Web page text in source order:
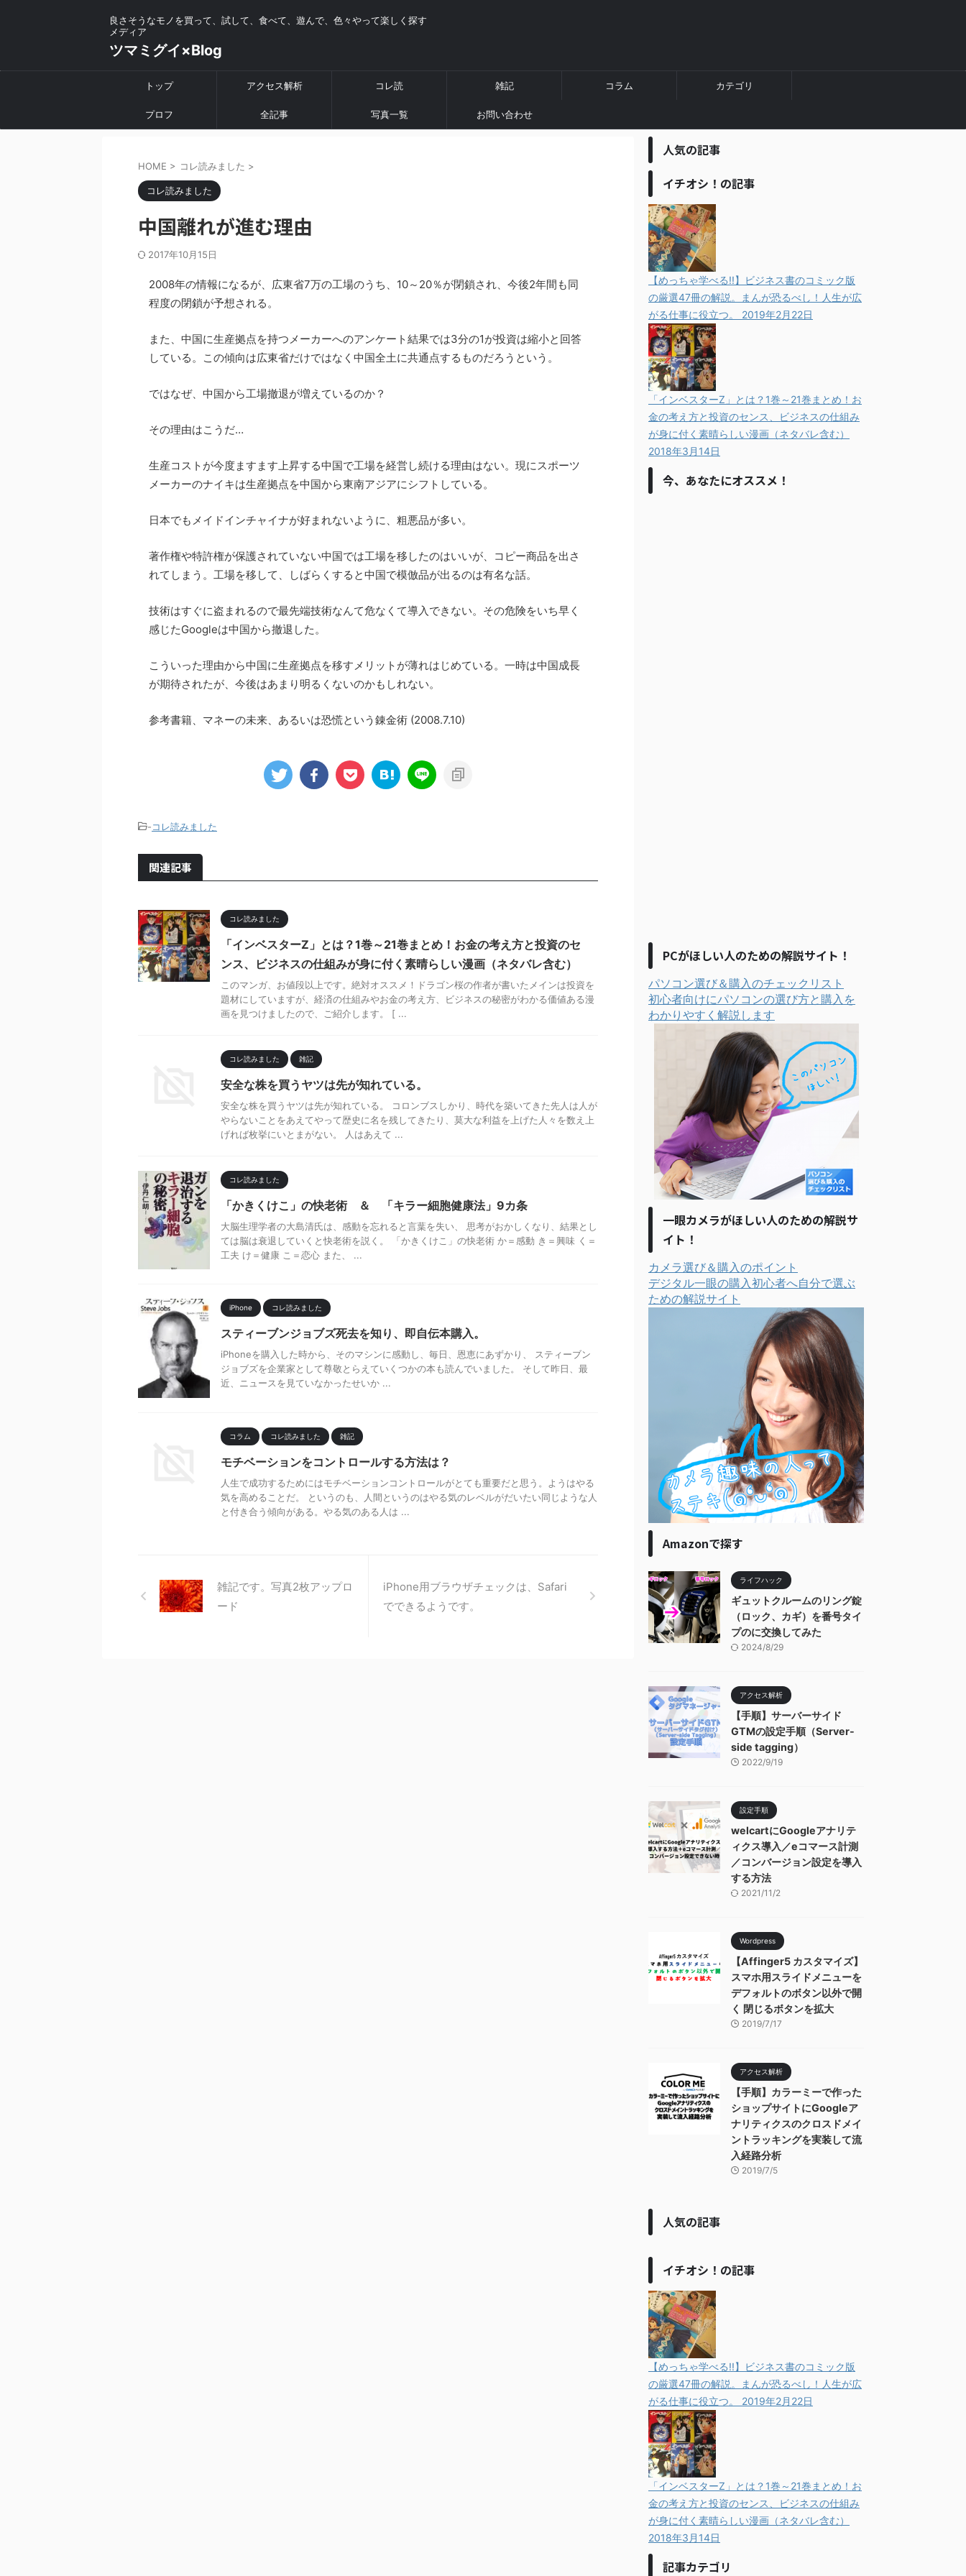
良さそうなモノを買って、試して、食べて、遊んで、色々やって楽しく探す
メディア
ツマミグイ×Blog
トップ アクセス解析 コレ読 雑記 コラム カテゴリ
プロフ 全記事 写真一覧 お問い合わせ
HOME > コレ読みました >
コレ読みました
中国離れが進む理由
2017年10月15日
2008年の情報になるが、広東省7万の工場のうち、10～20％が閉鎖され、今後2年間も同
程度の閉鎖が予想される。
また、中国に生産拠点を持つメーカーへのアンケート結果では3分の1が投資は縮小と回答
している。この傾向は広東省だけではなく中国全土に共通点するものだろうという。
ではなぜ、中国から工場撤退が増えているのか？
その理由はこうだ…
生産コストが今度ますます上昇する中国で工場を経営し続ける理由はない。現にスポーツ
メーカーのナイキは生産拠点を中国から東南アジアにシフトしている。
日本でもメイドインチャイナが好まれないように、粗悪品が多い。
著作権や特許権が保護されていない中国では工場を移したのはいいが、コピー商品を出さ
れてしまう。工場を移して、しばらくすると中国で模倣品が出るのは有名な話。
技術はすぐに盗まれるので最先端技術なんて危なくて導入できない。その危険をいち早く
感じたGoogleは中国から撤退した。
こういった理由から中国に生産拠点を移すメリットが薄れはじめている。一時は中国成長
が期待されたが、今後はあまり明るくないのかもしれない。
参考書籍、マネーの未来、あるいは恐慌という錬金術 (2008.7.10)
-コレ読みました
関連記事
コレ読みました
「インベスターZ」とは？1巻～21巻まとめ！お金の考え方と投資のセ
ンス、ビジネスの仕組みが身に付く素晴らしい漫画（ネタバレ含む）
このマンガ、お値段以上です。絶対オススメ！ドラゴン桜の作者が書いたメインは投資を
題材にしていますが、経済の仕組みやお金の考え方、ビジネスの秘密がわかる価値ある漫
画を見つけましたので、ご紹介します。 [ ...
コレ読みました 雑記
安全な株を買うヤツは先が知れている。
安全な株を買うヤツは先が知れている。 コロンブスしかり、時代を築いてきた先人は人が
やらないことをあえてやって歴史に名を残してきたり、莫大な利益を上げた人々を数え上
げれば枚挙にいとまがない。 人はあえて ...
コレ読みました
「かきくけこ」の快老術 ＆ 「キラー細胞健康法」9カ条
大脳生理学者の大島清氏は、感動を忘れると言葉を失い、 思考がおかしくなり、結果とし
ては脳は衰退していくと快老術を説く。 「かきくけこ」の快老術 か＝感動 き＝興味 く＝
工夫 け＝健康 こ＝恋心 また、 ...
iPhone コレ読みました
スティーブンジョブズ死去を知り、即自伝本購入。
iPhoneを購入した時から、そのマシンに感動し、毎日、恩恵にあずかり、 スティーブン
ジョブズを企業家として尊敬とらえていくつかの本も読んでいました。 そして昨日、最
近、ニュースを見ていなかったせいか ...
コラム コレ読みました 雑記
モチベーションをコントロールする方法は？
人生で成功するためにはモチベーションコントロールがとても重要だと思う。ようはやる
気を高めることだ。 というのも、人間というのはやる気のレベルがだいたい同じような人
と付き合う傾向がある。やる気のある人は ...
雑記です。写真2枚アップロ
ード
iPhone用ブラウザチェックは、Safari
でできるようです。
人気の記事
イチオシ！の記事
【めっちゃ学べる!!】ビジネス書のコミック版
の厳選47冊の解説。まんが恐るべし！人生が広
がる仕事に役立つ。 2019年2月22日
「インベスターZ」とは？1巻～21巻まとめ！お
金の考え方と投資のセンス、ビジネスの仕組み
が身に付く素晴らしい漫画（ネタバレ含む）
2018年3月14日
今、あなたにオススメ！
PCがほしい人のための解説サイト！
パソコン選び＆購入のチェックリスト
初心者向けにパソコンの選び方と購入を
わかりやすく解説します
一眼カメラがほしい人のための解説サ
イト！
カメラ選び＆購入のポイント
デジタル一眼の購入初心者へ自分で選ぶ
ための解説サイト
Amazonで探す
ライフハック
ギュットクルームのリング錠
（ロック、カギ）を番号タイ
プのに交換してみた
2024/8/29
アクセス解析
【手順】サーバーサイド
GTMの設定手順（Server-
side tagging）
2022/9/19
設定手順
welcartにGoogleアナリテ
ィクス導入／eコマース計測
／コンバージョン設定を導入
する方法
2021/11/2
Wordpress
【Affinger5 カスタマイズ】
スマホ用スライドメニューを
デフォルトのボタン以外で開
く 閉じるボタンを拡大
2019/7/17
アクセス解析
【手順】カラーミーで作った
ショップサイトにGoogleア
ナリティクスのクロスドメイ
ントラッキングを実装して流
入経路分析
2019/7/5
人気の記事
イチオシ！の記事
【めっちゃ学べる!!】ビジネス書のコミック版
の厳選47冊の解説。まんが恐るべし！人生が広
がる仕事に役立つ。 2019年2月22日
「インベスターZ」とは？1巻～21巻まとめ！お
金の考え方と投資のセンス、ビジネスの仕組み
が身に付く素晴らしい漫画（ネタバレ含む）
2018年3月14日
記事カテゴリ